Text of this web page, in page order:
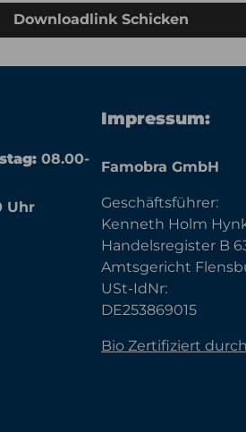
Downloadlink Schicken
08.00-
Uhr
Impressum:
Famobra GmbH
Geschäftsführer:
Kenneth Holm
Handelsregister B
Amtsgericht
USt-IdNr:
DE253869015
Bio Zertifiziert